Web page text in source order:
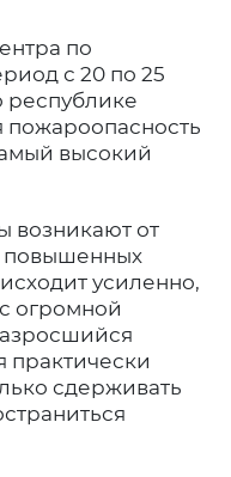
по
с 20 по 25
республике
пожароопасность
высокий
возникают от
повышенных
усиленно,
огромной
практически
сдерживать